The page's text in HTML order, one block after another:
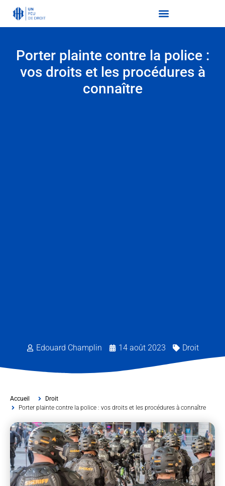
Porter plainte contre la police :
vos droits et les procédures à
connaître
Edouard Champlin 14 août 2023 Droit
Accueil
Droit
Porter plainte contre la police : vos droits et les procédures à connaître